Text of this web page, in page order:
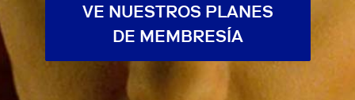
VE NUESTROS PLANES
DE MEMBRESÍA